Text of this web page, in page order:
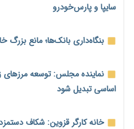
سایپا و پارس‌خودرو
بنگاه‌داری بانک‌ها؛ مانع بزرگ
نماینده مجلس: توسعه مرزهای
اساسی تبدیل شود
خانه کارگر قزوین: شکاف